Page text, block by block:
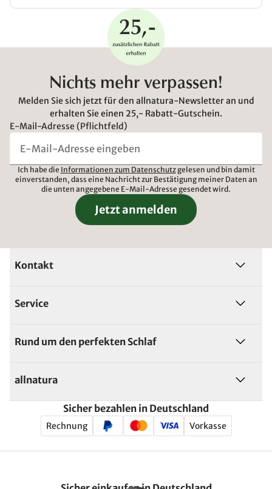
Nichts mehr verpassen!
Melden Sie sich jetzt für den allnatura-Newsletter an und
erhalten Sie einen 25,- Rabatt-Gutschein.
E-Mail-Adresse (Pflichtfeld)
Ich habe die Informationen zum Datenschutzgelesen und bin damit
einverstanden, dass eine Nachricht zur Bestätigung meiner Daten an
die unten angegebene E-Mail-Adresse gesendet wird.
Jetzt anmelden
Kontakt
Service
Rund um den perfekten Schlaf
allnatura
Sicher bezahlen in Deutschland
Rechnung Vorkasse